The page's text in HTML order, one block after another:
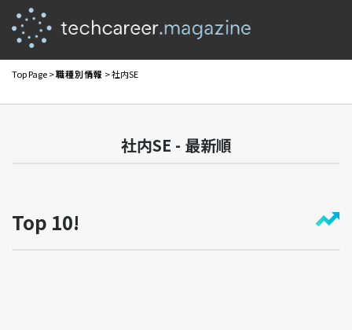
Top Page>職種別情報 > 社内SE
社内SE - 最新順
Top 10!